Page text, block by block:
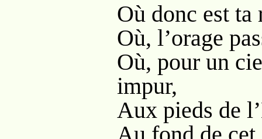
Où donc est ta
Où, l’orage
Où, pour un
impur,
Aux pieds de